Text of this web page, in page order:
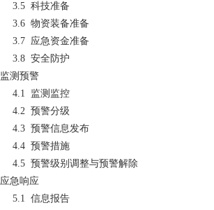
3.5 科技准备
3.6 物资装备准备
3.7 应急资金准备
3.8 安全防护
监测预警
4.1 监测 监控
4.2 预警分级
4.3 预警信息发布
4.4 预警措施
4.5 预警级别调整与预警解除
应急响应
5.1 信息报告